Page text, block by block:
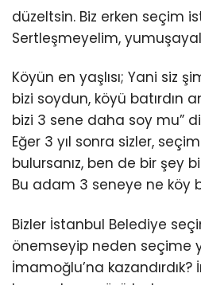
düzeltsin. Biz erken seçim
Sertleşmeyelim,
Köyün en yaşlısı; Yani siz
bizi soydun, köyü batırdın
bizi 3 sene daha soy mu”
Eğer 3 yıl sonra sizler,
bulursanız, ben de bir şey
Bu adam 3 seneye ne köy
Bizler İstanbul Belediye
önemseyip neden seçime
İmamoğlu’na